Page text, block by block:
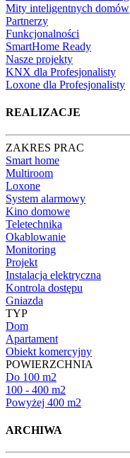
Mity inteligentnych domów
Partnerzy
Funkcjonalności
SmartHome Ready
Nasze projekty
KNX dla Profesjonalisty
Loxone dla Profesjonalisty
REALIZACJE
ZAKRES PRAC
Smart home
Multiroom
Loxone
System alarmowy
Kino domowe
Teletechnika
Okablowanie
Monitoring
Projekt
Instalacja elektryczna
Kontrola dostępu
Gniazda
TYP
Dom
Apartament
Obiekt komercyjny
POWIERZCHNIA
Do 100 m2
100 - 400 m2
Powyżej 400 m2
ARCHIWA